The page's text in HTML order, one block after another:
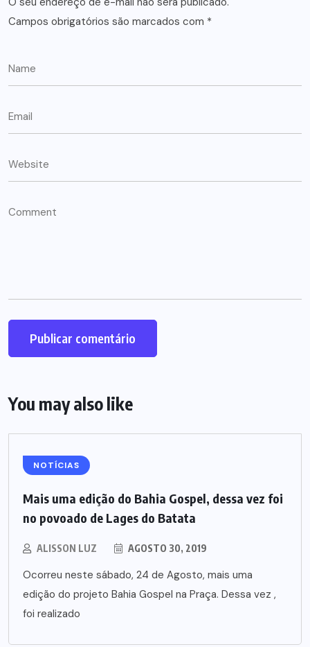
Campos obrigatórios são marcados com *
You may also like
NOTÍCIAS
Mais uma edição do Bahia Gospel, dessa vez foi
no povoado de Lages do Batata
ALISSON LUZ AGOSTO 30, 2019
Ocorreu neste sábado, 24 de Agosto, mais uma
edição do projeto Bahia Gospel na Praça. Dessa vez ,
foi realizado